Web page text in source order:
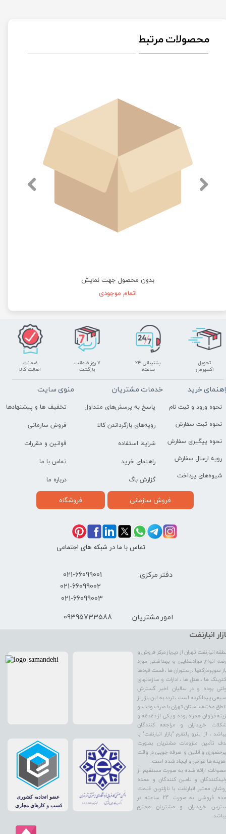
محصولات مرتبط
بدون محصول جهت نمایش
اتمام موجودی
انبارنفت
انبارنفت تهران از دیرباز مرکز فروش و
انواع موادغذایی و بهداشتی مورد
سوپرمارکتها ، رستوران ها ، فست فودها
ها ، هتل ها ، ادارات و سازمانهای
بوده و در سالیان اخیر گسترش
پیدا کرده است ، تردد به این بازار از
مختلف استان تهران با صرف وقت و
فراوان همراه بوده و یکی از دغدغه و
خریداران و مراجعه کنندگان
، از اینرو پلتفرم "بازار انبارنفت" با
تأمین ملزومات مشتریان بصورت
و آنلاین و صرفه جویی در وقت
ها طراحی و ایجاد شده است.
ارائه شده به صورت مستقیم از
و تامین کنندگان و عمده
معتبر انبارنفت با نازلترین قیمت
عمده فروشی به صورت 24 ساعته در
خریداران و مشتریان محترم
تحویل
اکسپرس
پشتیبانی ۲۴
ساعته
۷ روز ضمانت
بازگشت
ضمانت
اصالت کالا
خرید
نحوه ورود و ثبت نام
نحوه ثبت سفارش
نحوه پیگیری سفارش
رویه ارسال سفارش
شیوه‌های پرداخت
خدمات مشتریان
پاسخ به پرسش‌های متداول
رویه‌های بازگرداندن کالا
شرایط استفاده
راهنمای خرید
گزارش باگ
منوی سایت
تخفیف ها و پیشنهادها
فروش سازمانی
قوانین و مقررات
تماس با ما
درباره ما
فروش سازمانی فروشگاه
دفتر مرکزی: 66099001-021
امور مشتریان:
​021-66099002
تماس با ما در شبکه های اجتماعی